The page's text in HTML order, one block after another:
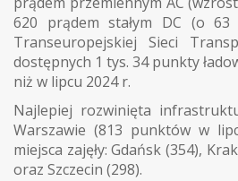
620 prądem stałym DC (o 63
Transeuropejskiej Sieci
dostępnych 1 tys. 34 punkty
niż w lipcu 2024 r.
Najlepiej rozwinięta
Warszawie (813 punktów w
miejsca zajęły: Gdańsk (354),
oraz Szczecin (298).